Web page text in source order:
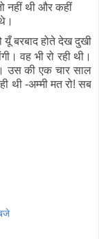
नहीं थी और कहीं
बरबाद होते देख दुखी
वह भी रो रही थी।
उस की एक चार साल
थी -अम्मी मत रो! सब